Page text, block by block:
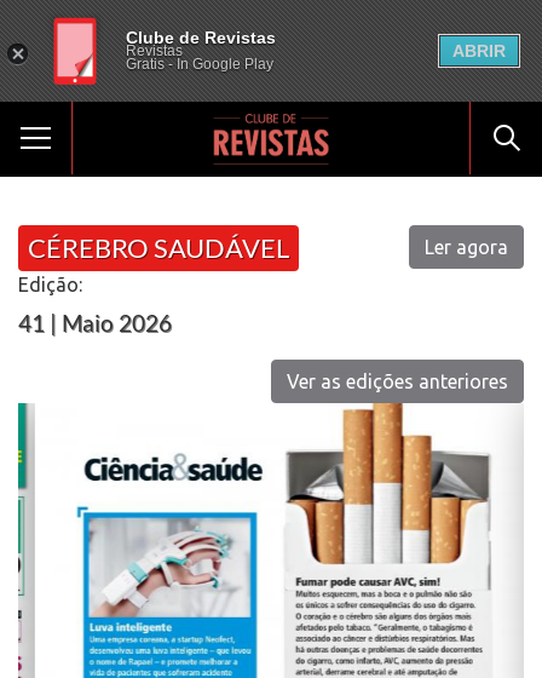
CÉREBRO SAUDÁVEL
Edição:
41 | Maio 2026
Ler agora
Ver as edições anteriores
Clube de Revistas
Revistas
Gratis - In Google Play
ABRIR